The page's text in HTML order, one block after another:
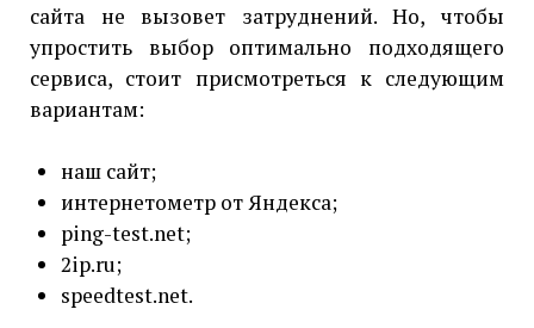
сайта не вызовет затруднений. Но, чтобы
упростить выбор оптимально подходящего
сервиса, стоит присмотреться к следующим
вариантам:
наш сайт;
интернетометр от Яндекса;
ping-test.net;
2ip.ru;
speedtest.net.